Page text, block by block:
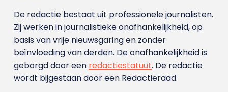
De redactie bestaat uit professionele journalisten.
Zij werken in journalistieke onafhankelijkheid, op
basis van vrije nieuwsgaring en zonder
beïnvloeding van derden. De onafhankelijkheid is
geborgd door een redactiestatuut. De redactie
wordt bijgestaan door een Redactieraad.